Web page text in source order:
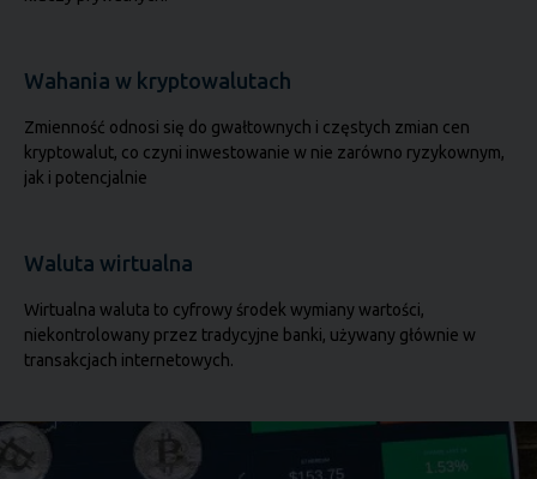
Wahania w kryptowalutach
Zmienność odnosi się do gwałtownych i częstych zmian cen
kryptowalut, co czyni inwestowanie w nie zarówno ryzykownym,
jak i potencjalnie
Waluta wirtualna
Wirtualna waluta to cyfrowy środek wymiany wartości,
niekontrolowany przez tradycyjne banki, używany głównie w
transakcjach internetowych.